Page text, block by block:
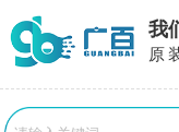
我
原